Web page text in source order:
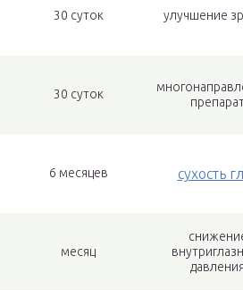
30 суток улучшение
30 суток
6 месяцев сухость
месяц